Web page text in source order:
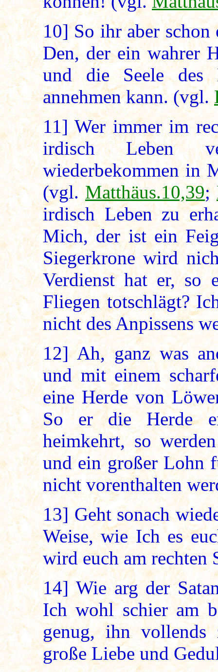
10]So ihr aber schon
Den, der ein wahrer
und die Seele des
annehmen kann. (vgl.
11] Wer immer im
irdisch Leben
wiederbekommen in
(vgl. Matthäus.10,39;
irdisch Leben zu
Mich, der ist ein
Siegerkrone wird
Verdienst hat er, so
Fliegen totschlägt?
nicht des Anpissens
12]Ah, ganz was
und mit einem
eine Herde von
So er die Herde
heimkehrt, so
und ein großer Lohn
nicht vorenthalten
13] Geht sonach
Weise, wie Ich es
wird euch am rechten
14] Wie arg der
Ich wohl schier am
genug, ihn vollends
große Liebe und